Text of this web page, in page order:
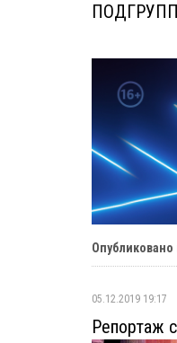
Опубликовано
05.12.2019 19:17
Репортаж